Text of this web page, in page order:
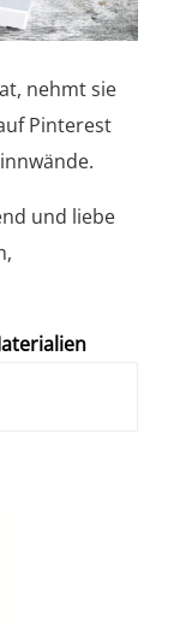
nehmt sie
Pinterest
und liebe